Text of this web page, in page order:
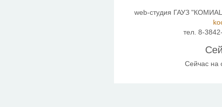
web-студия ГАУЗ
тел. 8-
Сейчас на